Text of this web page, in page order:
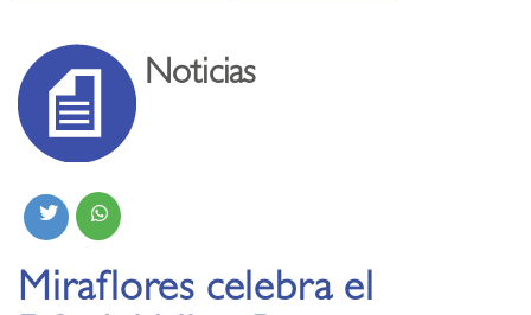
Noticias
Miraflores celebra el